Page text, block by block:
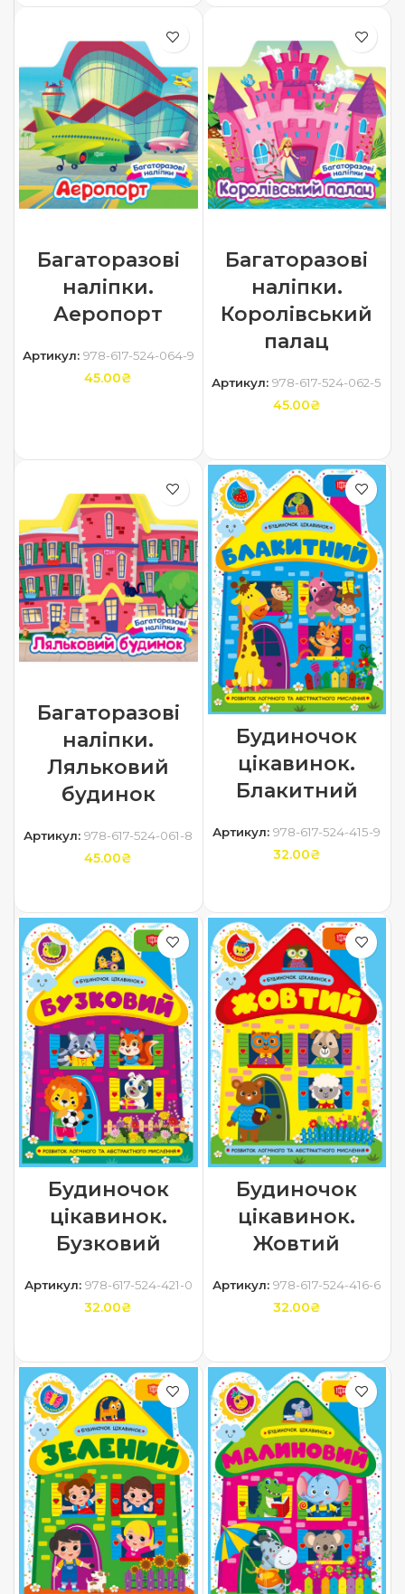
Багаторазові
наліпки.
Аеропорт
Артикул: 978-617-524-064-9
45.00₴
Багаторазові
наліпки.
Королівський
палац
Артикул:978-617-524-062-5
45.00₴
Багаторазові
наліпки.
Ляльковий
будинок
Артикул:978-617-524-061-8
45.00₴
Будиночок
цікавинок.
Блакитний
Артикул:978-617-524-415-9
32.00₴
Будиночок
цікавинок.
Бузковий
Артикул: 978-617-524-421-0
32.00₴
Будиночок
цікавинок.
Жовтий
Артикул:978-617-524-416-6
32.00₴